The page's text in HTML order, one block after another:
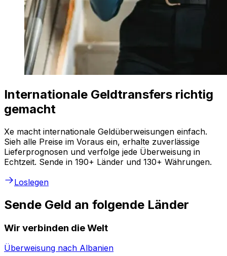
Internationale Geldtransfers richtig
gemacht
Xe macht internationale Geldüberweisungen einfach.
Sieh alle Preise im Voraus ein, erhalte zuverlässige
Lieferprognosen und verfolge jede Überweisung in
Echtzeit. Sende in 190+ Länder und 130+ Währungen.
Loslegen
Sende Geld an folgende Länder
Wir verbinden die Welt
Überweisung nach Albanien